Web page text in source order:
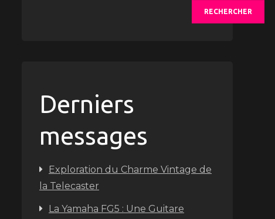
RECHERCHER
Derniers
messages
Exploration du Charme Vintage de
la Telecaster
La Yamaha FG5 : Une Guitare